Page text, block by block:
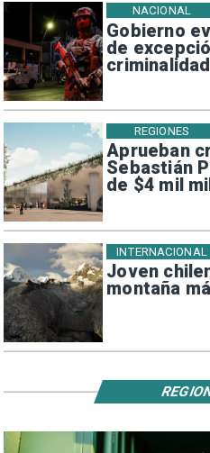
Gobierno
de
criminalidad
NACIONAL
Aprueban
Sebastián
de $4 mil
REGIONES
Joven
montaña
INTERNACIONAL